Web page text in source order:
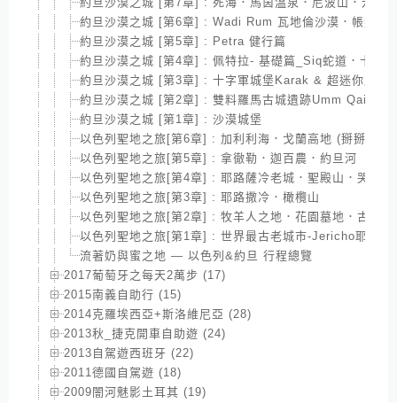
約旦沙漠之城 [第6章] : Wadi Rum 瓦地倫沙漠．帳篷．
約旦沙漠之城 [第5章] : Petra 健行篇
約旦沙漠之城 [第4章] : 佩特拉- 基礎篇_Siq蛇道．卡茲
約旦沙漠之城 [第3章] : 十字軍城堡Karak & 超迷你版小
約旦沙漠之城 [第2章] : 雙料羅馬古城遺跡Umm Qais &
約旦沙漠之城 [第1章] : 沙漠城堡
以色列聖地之旅[第6章] : 加利利海．戈蘭高地 (掰掰! 以
以色列聖地之旅[第5章] : 拿徹勒．迦百農．約旦河
以色列聖地之旅[第4章] : 耶路薩冷老城．聖殿山．哭牆．
以色列聖地之旅[第3章] : 耶路撒冷．橄欖山
以色列聖地之旅[第2章] : 牧羊人之地．花園墓地．古城
以色列聖地之旅[第1章] : 世界最古老城市-Jericho耶利
流著奶與蜜之地 — 以色列&約旦 行程總覽
2017葡萄牙之每天2萬步 (17)
2015南義自助行 (15)
2014克羅埃西亞+斯洛維尼亞 (28)
2013秋_捷克開車自助遊 (24)
2013自駕遊西班牙 (22)
2011德國自駕遊 (18)
2009闇河魅影土耳其 (19)